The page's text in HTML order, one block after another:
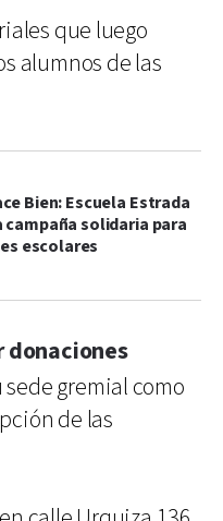
que luego
alumnos de las
Bien: Escuela Estrada
campaña solidaria para
escolares
donaciones
sede gremial como
de las